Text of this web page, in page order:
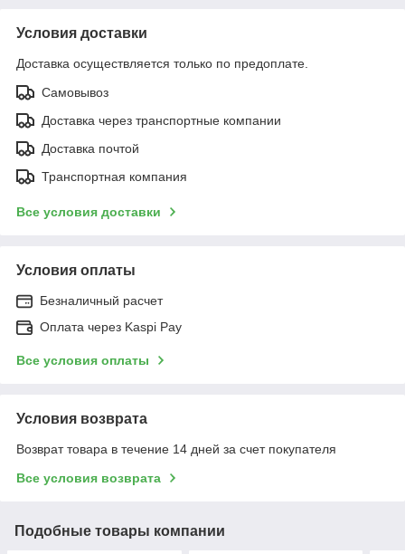
Условия доставки
Доставка осуществляется только по предоплате.
Самовывоз
Доставка через транспортные компании
Доставка почтой
Транспортная компания
Все условия доставки
Условия оплаты
Безналичный расчет
Оплата через Kaspi Pay
Все условия оплаты
Условия возврата
Возврат товара в течение 14 дней за счет покупателя
Все условия возврата
Подобные товары компании